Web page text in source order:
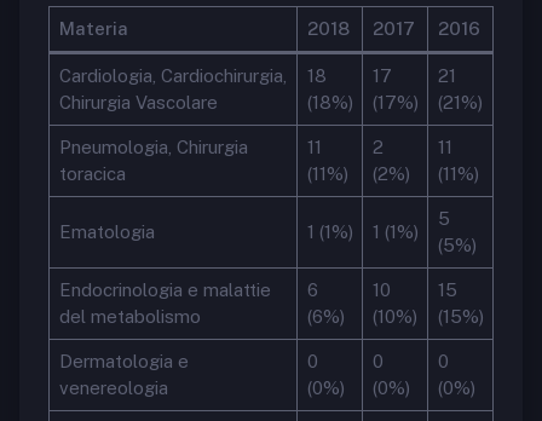
Materia 2018 2017 2016
Cardiologia, Cardiochirurgia,
Chirurgia Vascolare
18
(18%)
17
(17%)
21
(21%)
Pneumologia, Chirurgia
toracica
11
(11%)
2
(2%)
11
(11%)
Ematologia 1 (1%) 1 (1%)
5
(5%)
Endocrinologia e malattie
del metabolismo
6
(6%)
10
(10%)
15
(15%)
Dermatologia e
venereologia
0
(0%)
0
(0%)
0
(0%)